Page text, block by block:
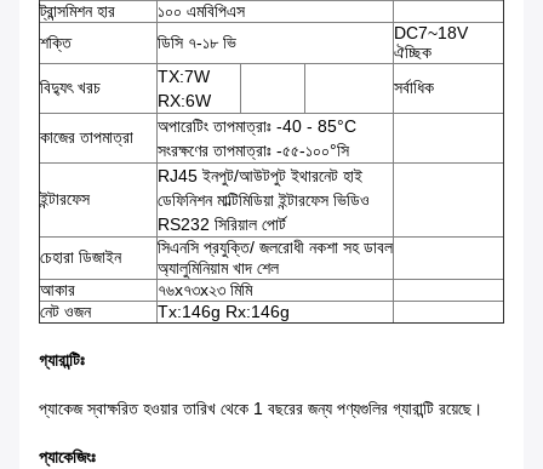
ট্রান্সমিশন হার
১০০ এমবিপিএস
শক্তি
ডিসি ৭-১৮ ভি
DC7~18V
ঐচ্ছিক
বিদ্যুৎ খরচ
TX:7W
RX:6W
সর্বাধিক
কাজের তাপমাত্রা
অপারেটিং তাপমাত্রাঃ -40 - 85°C
সংরক্ষণের তাপমাত্রাঃ -৫৫-১০০°সি
ইন্টারফেস
RJ45 ইনপুট/আউটপুট ইথারনেট হাই
ডেফিনিশন মাল্টিমিডিয়া ইন্টারফেস ভিডিও
RS232 সিরিয়াল পোর্ট
চেহারা ডিজাইন
সিএনসি প্রযুক্তি/ জলরোধী নকশা সহ ডাবল
অ্যালুমিনিয়াম খাদ শেল
আকার
৭৬x৭৩x২৩ মিমি
নেট ওজন
Tx:146g Rx:146g
গ্যারান্টিঃ
প্যাকেজ স্বাক্ষরিত হওয়ার তারিখ থেকে 1 বছরের জন্য পণ্যগুলির গ্যারান্টি রয়েছে।
প্যাকেজিংঃ